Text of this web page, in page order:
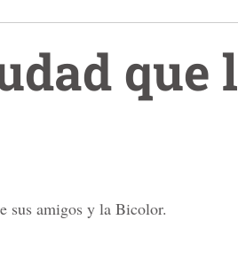
que
sus amigos y la Bicolor.